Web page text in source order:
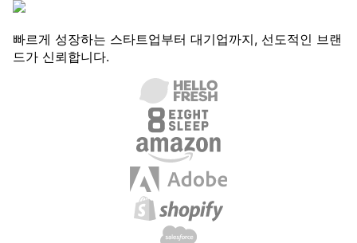
빠르게 성장하는 스타트업부터 대기업까지, 선도적인 브랜
드가 신뢰합니다.